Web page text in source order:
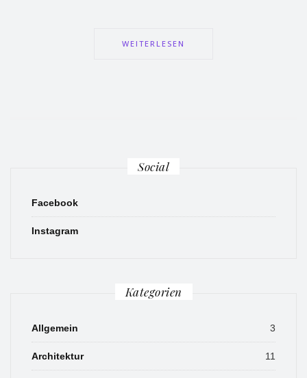
WEITERLESEN
Social
Facebook
Instagram
Kategorien
Allgemein 3
Architektur 11